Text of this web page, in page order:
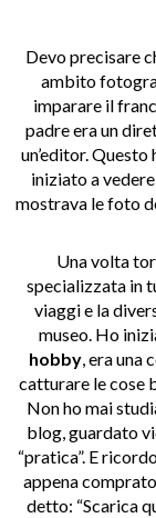
Devo precisare
ambito
imparare il
padre era un
un’editor.
iniziato a
mostrava le foto
Una volta
specializzata in
viaggi e la
museo. Ho
hobby, era una
catturare le cose
Non ho mai
blog, guardato
“pratica”. E
appena comprato
detto: “Scarica